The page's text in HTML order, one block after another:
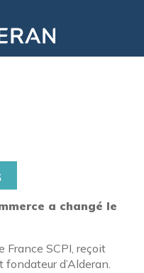
a changé le
France SCPI, reçoit
d’Alderan.